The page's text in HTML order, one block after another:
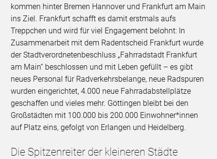
kommen hinter Bremen Hannover und Frankfurt am Main
ins Ziel. Frankfurt schafft es damit erstmals aufs
Treppchen und wird für viel Engagement belohnt: In
Zusammenarbeit mit dem Radentscheid Frankfurt wurde
der Stadtverordnetenbeschluss „Fahrradstadt Frankfurt
am Main“ beschlossen und mit Leben gefüllt – es gibt
neues Personal für Radverkehrsbelange, neue Radspuren
wurden eingerichtet, 4.000 neue Fahrradabstellplätze
geschaffen und vieles mehr. Göttingen bleibt bei den
Großstädten mit 100.000 bis 200.000 Einwohner*innen
auf Platz eins, gefolgt von Erlangen und Heidelberg.
Die Spitzenreiter der kleineren Städte